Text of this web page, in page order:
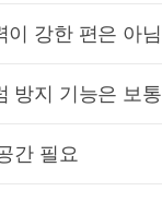
이 강한 편은 아님
방지 기능은 보통
간 필요